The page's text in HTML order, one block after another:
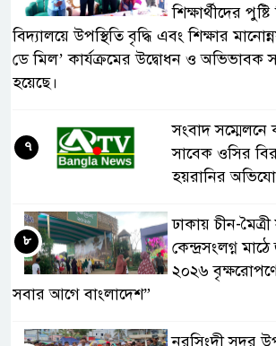
শিক্ষার্থীদের
বিদ্যালয়ে উপস্থিতি বৃদ্ধি এবং শিক্ষার
ডে মিল’ কার্যক্রমের উদ্বোধন ও অভিভাবক
হয়েছে।
সংবাদ সম্মেলনে
সাবেক ওসির
হয়রানির
৭
ঢাকায় চীন-
কেন্দ্রসংলগ্ন
২০২৬
সবার আগে বাংলাদেশ”
৮
নরসিংদী সদর